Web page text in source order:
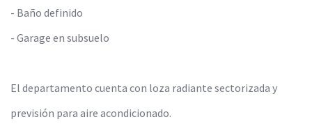
- Baño definido
- Garage en subsuelo
El departamento cuenta con loza radiante sectorizada y
previsión para aire acondicionado.